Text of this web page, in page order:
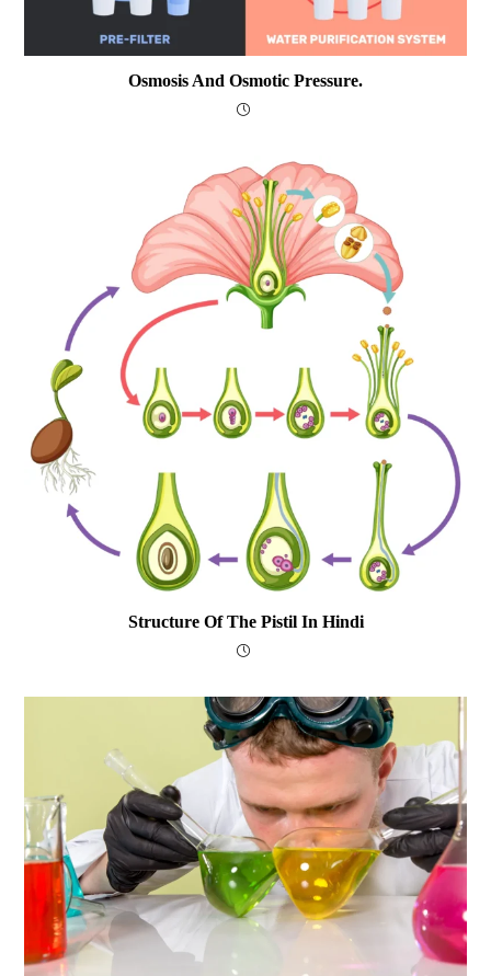
Osmosis And Osmotic Pressure.
Structure Of The Pistil In Hindi